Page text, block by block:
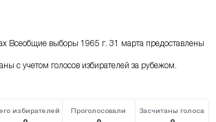
Всеобщие выборы 1965 г. 31 марта предоставлены
с учетом голосов избирателей за рубежом.
избирателей Проголосовали Засчитаны голоса